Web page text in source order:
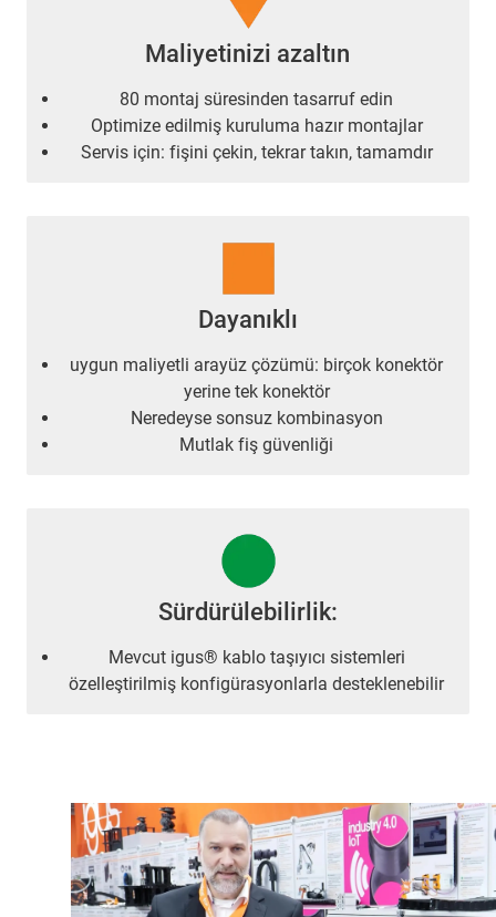
Maliyetinizi azaltın
80 montaj süresinden tasarruf edin
Optimize edilmiş kuruluma hazır montajlar
Servis için: fişini çekin, tekrar takın, tamamdır
Dayanıklı
uygun maliyetli arayüz çözümü: birçok konektör
yerine tek konektör
Neredeyse sonsuz kombinasyon
Mutlak fiş güvenliği
Sürdürülebilirlik:
Mevcut igus® kablo taşıyıcı sistemleri
özelleştirilmiş konfigürasyonlarla desteklenebilir